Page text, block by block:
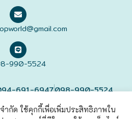
990-5524
691-6947098-990-5524
ำกัด ใช้คุกกี้เพื่อเพิ่มประสิทธิภาพใน